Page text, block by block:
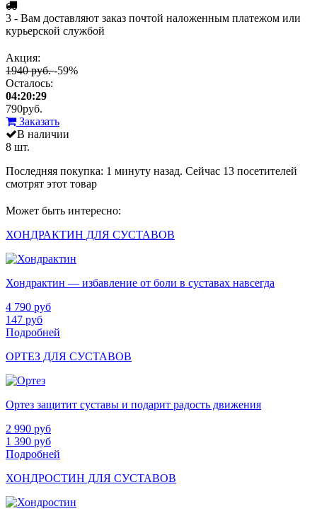
3 - Вам доставляют заказ почтой наложенным платежом или
курьерской службой
Акция:
1940 руб.-59%
Осталось:
04:20:29
790руб.
Заказать
В наличии
8 шт.
Последняя покупка: 1 минуту назад. Сейчас 13 посетителей
смотрят этот товар
Может быть интересно:
ХОНДРАКТИН ДЛЯ СУСТАВОВ
Хондрактин — избавление от боли в суставах навсегда
4 790 руб
147 руб
Подробней
ОРТЕЗ ДЛЯ СУСТАВОВ
Ортез защитит суставы и подарит радость движения
2 990 руб
1 390 руб
Подробней
ХОНДРОСТИН ДЛЯ СУСТАВОВ